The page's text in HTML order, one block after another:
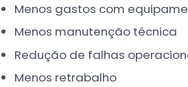
Menos gastos com
Menos manutenção técnica
Redução de falhas
Menos retrabalho